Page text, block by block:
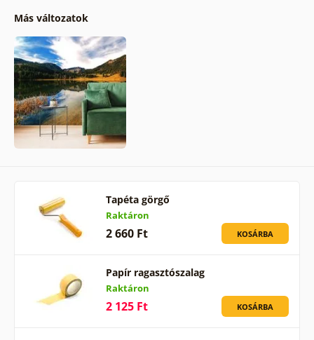
Más változatok
Tapéta görgő
Raktáron
2 660 Ft KOSÁRBA
Papír ragasztószalag
Raktáron
2 125 Ft KOSÁRBA